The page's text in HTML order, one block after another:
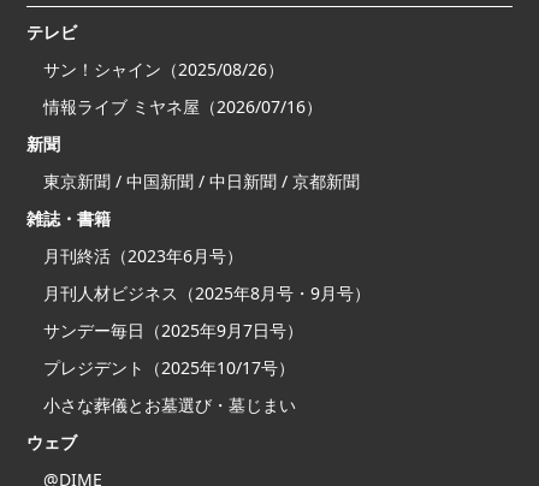
テレビ
サン！シャイン（2025/08/26）
情報ライブ ミヤネ屋（2026/07/16）
新聞
東京新聞 / 中国新聞 / 中日新聞 / 京都新聞
雑誌・書籍
月刊終活（2023年6月号）
月刊人材ビジネス（2025年8月号・9月号）
サンデー毎日（2025年9月7日号）
プレジデント（2025年10/17号）
小さな葬儀とお墓選び・墓じまい
ウェブ
@DIME